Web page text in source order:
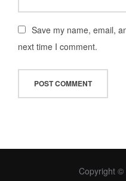
Save my name, email,
next time I comment.
Copyright ©